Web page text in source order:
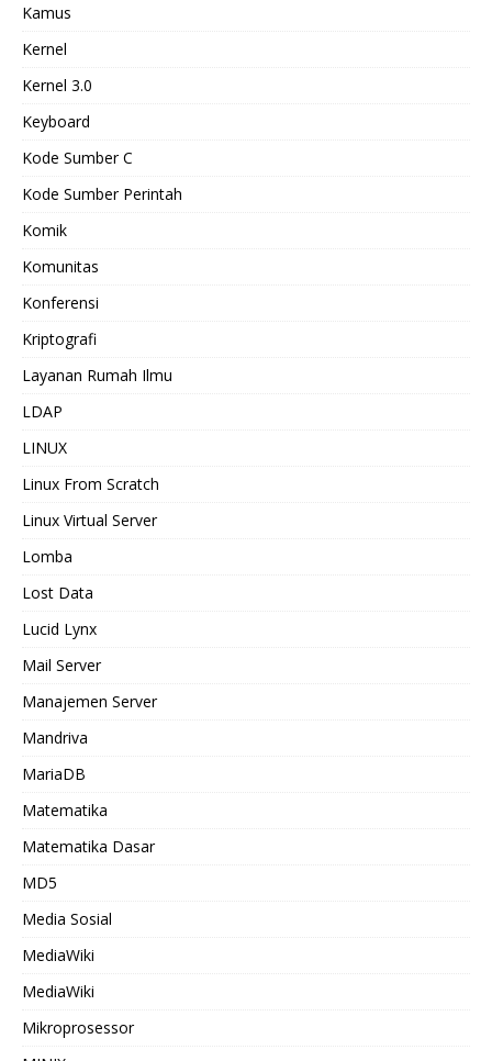
Kamus
Kernel
Kernel 3.0
Keyboard
Kode Sumber C
Kode Sumber Perintah
Komik
Komunitas
Konferensi
Kriptografi
Layanan Rumah Ilmu
LDAP
LINUX
Linux From Scratch
Linux Virtual Server
Lomba
Lost Data
Lucid Lynx
Mail Server
Manajemen Server
Mandriva
MariaDB
Matematika
Matematika Dasar
MD5
Media Sosial
MediaWiki
MediaWiki
Mikroprosessor